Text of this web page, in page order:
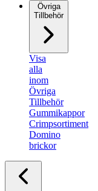
Övriga
Tillbehör
Visa
alla
inom
Övriga
Tillbehör
Gummikappor
Crimpsortiment
Domino
brickor